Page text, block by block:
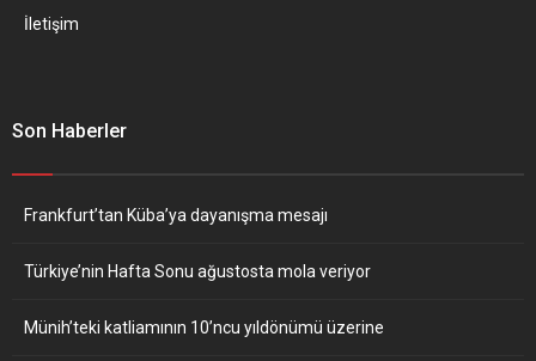
İletişim
Son Haberler
Frankfurt’tan Küba’ya dayanışma mesajı
Türkiye’nin Hafta Sonu ağustosta mola veriyor
Münih’teki katliamının 10’ncu yıldönümü üzerine